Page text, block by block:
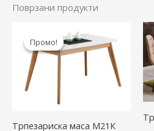
Поврзани продукти
Промо!
Промо!
Трпезариска маса М21К
price
was:
24.900,00 ден.
price